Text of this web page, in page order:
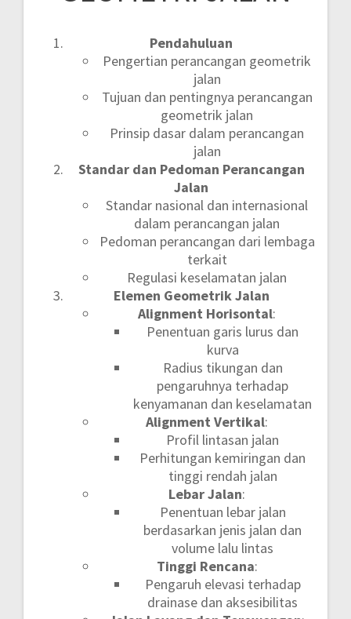
Pendahuluan
Pengertian perancangan geometrik
jalan
Tujuan dan pentingnya perancangan
geometrik jalan
Prinsip dasar dalam perancangan
jalan
Standar dan Pedoman Perancangan
Jalan
Standar nasional dan internasional
dalam perancangan jalan
Pedoman perancangan dari lembaga
terkait
Regulasi keselamatan jalan
Elemen Geometrik Jalan
Alignment Horisontal:
Penentuan garis lurus dan
kurva
Radius tikungan dan
pengaruhnya terhadap
kenyamanan dan keselamatan
Alignment Vertikal:
Profil lintasan jalan
Perhitungan kemiringan dan
tinggi rendah jalan
Lebar Jalan:
Penentuan lebar jalan
berdasarkan jenis jalan dan
volume lalu lintas
Tinggi Rencana:
Pengaruh elevasi terhadap
drainase dan aksesibilitas